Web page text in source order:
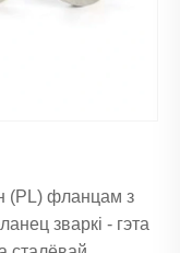
(PL) фланцам з
зваркі - гэта